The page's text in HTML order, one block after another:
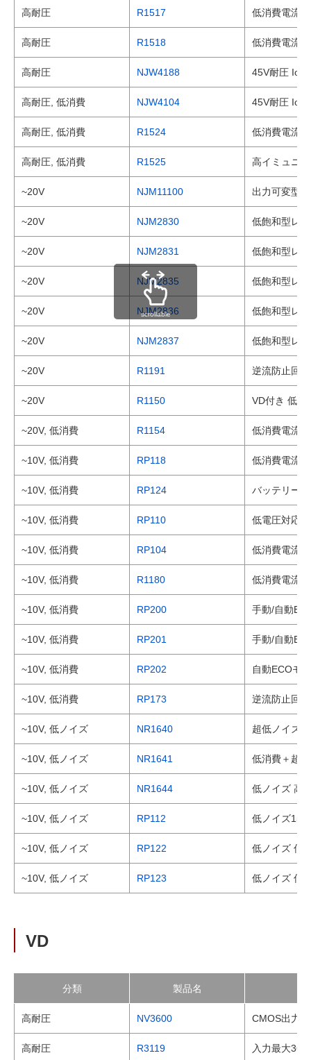
高耐圧 R1517 低消費電流
高耐圧 R1518 低消費電流
高耐圧 NJW4188 45V耐圧
高耐圧, 低消費 NJW4104 45V耐圧
高耐圧, 低消費 R1524 低消費電流
高耐圧, 低消費 R1525 高イミュニ
~20V NJM11100 出力可変型
~20V NJM2830 低飽和型レ
~20V NJM2831 低飽和型レ
~20V NJM2835 低飽和型レ
~20V NJM2836 低飽和型レ
~20V NJM2837 低飽和型レ
~20V R1191 逆流防止回
~20V R1150 VD付き 低消
~20V, 低消費 R1154 低消費電流
~10V, 低消費 RP118 低消費電流
~10V, 低消費 RP124 バッテリー
~10V, 低消費 RP110 低電圧対応
~10V, 低消費 RP104 低消費電流
~10V, 低消費 R1180 低消費電流
~10V, 低消費 RP200 手動/自動
~10V, 低消費 RP201 手動/自動
~10V, 低消費 RP202 自動ECOモ
~10V, 低消費 RP173 逆流防止回
~10V, 低ノイズ NR1640 超低ノイズ
~10V, 低ノイズ NR1641 低消費＋超
~10V, 低ノイズ NR1644 低ノイズ 高
~10V, 低ノイズ RP112 低ノイズ
~10V, 低ノイズ RP122 低ノイズ 低
~10V, 低ノイズ RP123 低ノイズ 低
scrollable
VD
分類 製品名
高耐圧 NV3600 CMOS出力
高耐圧 R3119 入力最大